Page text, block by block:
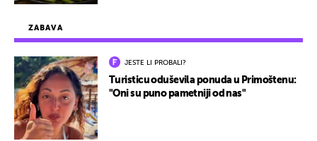
ZABAVA
JESTE LI PROBALI?
Turisticu oduševila ponuda u Primoštenu:
"Oni su puno pametniji od nas"